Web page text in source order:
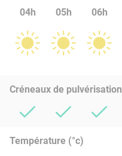
04h 05h 06h
Créneaux de pulvérisation
Température (°c)